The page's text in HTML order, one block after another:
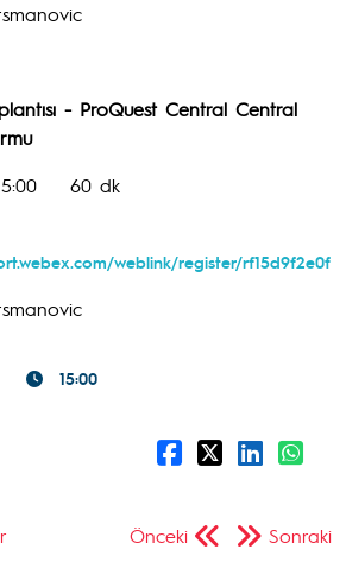
- ProQuest Central Central
15:00 60 dk
weblink/register/
15:00
Önceki Sonraki